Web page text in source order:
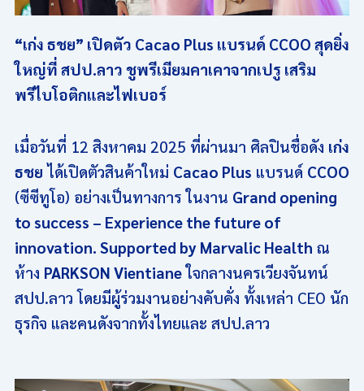
“เก่ง ธชย” เปิดตัว Cacao Plus แบรนด์ CCOO สุดยิ่ง
ใหญ่ที่ สปป.ลาว ชูพรีเมียมคาเคาจากเปรู เสริม
พรีไบโอติกและไฟเบอร์
เมื่อวันที่ 12 สิงหาคม 2025 ที่ผ่านมา ศิลปินชื่อดัง เก่ง
ธชย ได้เปิดตัวสินค้าใหม่ Cacao Plus แบรนด์ CCOO
(ซีซีทูโอ) อย่างเป็นทางการ ในงาน Grand opening
to success – Experience the future of
innovation. Supported by Marvalic Health ณ
ห้าง PARKSON Vientianeใจกลางนครเวียงจันทน์
สปป.ลาว โดยมีผู้ร่วมงานอย่างคับคั่ง ทั้งเหล่า CEO นัก
ธุรกิจ และคนดังจากทั้งไทยและ สปป.ลาว